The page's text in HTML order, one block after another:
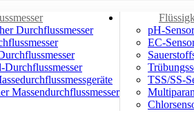
Durchflussmesser
Durchflussmesser
Massendurchflussmesser
pH-
EC-
TSS/SS-